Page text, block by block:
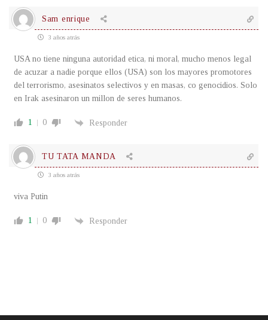
Sam enrique
3 años atrás
USA no tiene ninguna autoridad etica, ni moral, mucho menos legal
de acuzar a nadie porque ellos (USA) son los mayores promotores
del terrorismo, asesinatos selectivos y en masas, co genocidios. Solo
en Irak asesinaron un millon de seres humanos.
1 0 Responder
TU TATA MANDA
3 años atrás
viva Putin
1 0 Responder